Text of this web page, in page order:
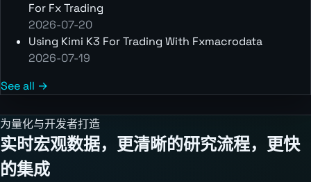
For Fx Trading
2026-07-20
Using Kimi K3 For Trading With Fxmacrodata
2026-07-19
See all →
为量化与开发者打造
实时宏观数据，更清晰的研究流程，更快
的集成